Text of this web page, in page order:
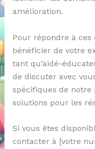
amélioration.
Pour répondre à ces
bénéficier de votre
tant qu’aidé-
de discuter avec
spécifiques de
solutions pour les
Si vous êtes
contacter à [votre